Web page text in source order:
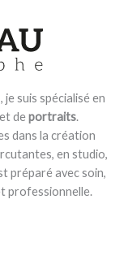
suis spécialisé en
et deportraits.
dans la création
en studio,
préparé avec soin,
professionnelle.